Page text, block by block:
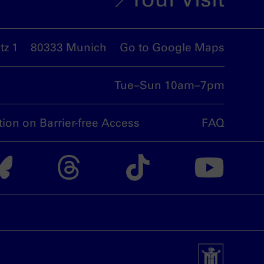
1 80333 Munich Go to Google Maps
Tue–Sun 10am–7pm
on Barrier-free Access FAQ
munich on
The nsdokuThe nsdoku
The